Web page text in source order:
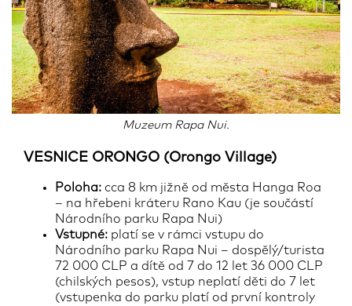
Muzeum Rapa Nui.
VESNICE ORONGO (Orongo Village)
Poloha: cca 8 km jižně od města Hanga Roa
– na hřebeni kráteru Rano Kau (je součástí
Národního parku Rapa Nui)
Vstupné: platí se v rámci vstupu do
Národního parku Rapa Nui – dospělý/turista
72 000 CLP a dítě od 7 do 12 let 36 000 CLP
(chilských pesos), vstup neplatí děti do 7 let
(vstupenka do parku platí od první kontroly